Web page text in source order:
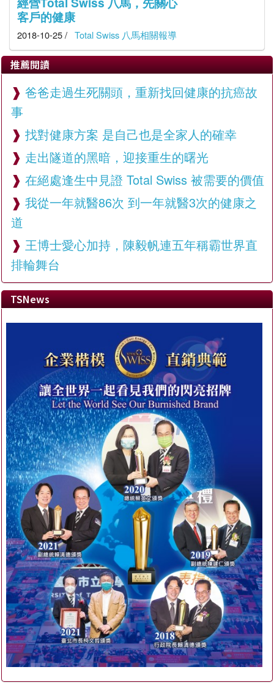
客戶的健康
2018-10-25 / Total Swiss 八馬相關報導
推薦閱讀
爸爸走過生死關頭，重新找回健康的抗癌故
事
找對健康方案 是自己也是全家人的確幸
走出隧道的黑暗，迎接重生的曙光
在絕處逢生中見證 Total Swiss 被需要的價值
我從一年就醫86次 到一年就醫3次的健康之
道
王博士愛心加持，陳毅帆連五年稱霸世界直
排輪舞台
TSNews